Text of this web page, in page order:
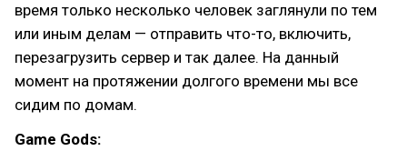
время только несколько человек заглянули по тем
или иным делам — отправить что-то, включить,
перезагрузить сервер и так далее. На данный
момент на протяжении долгого времени мы все
сидим по домам.
Game Gods: